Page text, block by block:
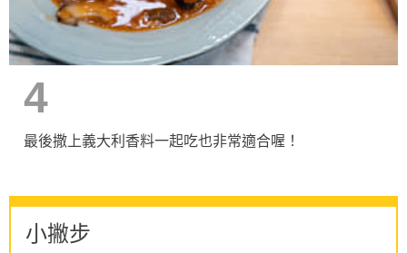
4
最後撒上義大利香料一起吃也非常適合喔！
小撇步